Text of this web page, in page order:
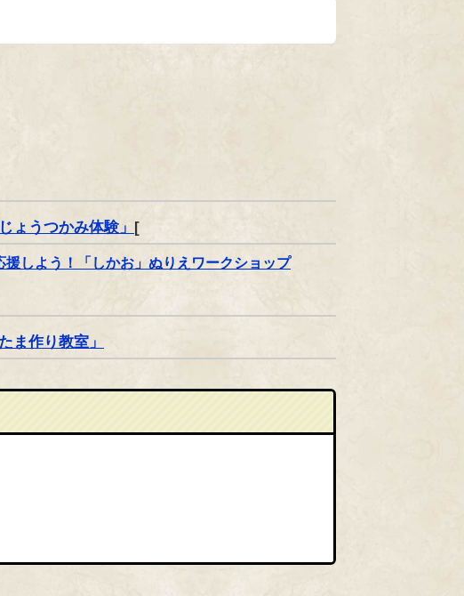
ょうつかみ体験」 [
援しよう！「しかお」ぬりえワークショップ
作り教室」